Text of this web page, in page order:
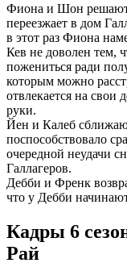
Фиона и Шон решают
переезжает в дом
в этот раз Фиона
Кев не доволен тем,
пожениться ради
которым можно
отвлекается на свои
руки.
Йен и Калеб
поспособствовало
очередной неудачи
Галлагеров.
Дебби и Френк
что у Дебби
Кадры 6
Рай